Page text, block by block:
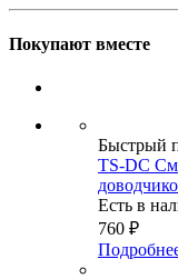
Покупают вместе
Быстрый
TS-DC
Есть в
760 ₽